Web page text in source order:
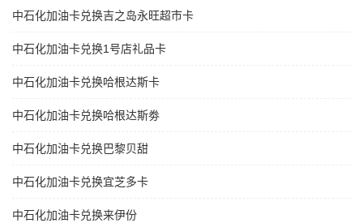
中石化加油卡兑换吉之岛永旺超市卡
中石化加油卡兑换1号店礼品卡
中石化加油卡兑换哈根达斯卡
中石化加油卡兑换哈根达斯劵
中石化加油卡兑换巴黎贝甜
中石化加油卡兑换宜芝多卡
中石化加油卡兑换来伊份